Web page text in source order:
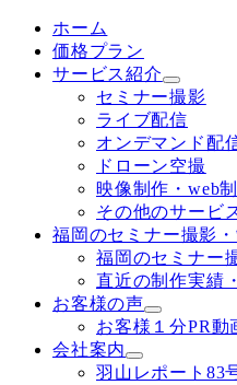
ホーム
価格プラン
サービス紹介
セミナー撮影
ライブ配信
オンデマンド配
ドローン空撮
映像制作・web
その他のサービ
福岡のセミナー撮影
福岡のセミナー
直近の制作実績
お客様の声
お客様１分PR動
会社案内
羽山レポート83